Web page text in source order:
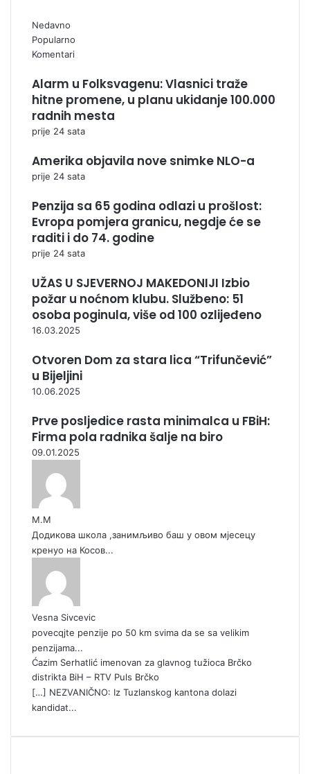
Nedavno
Popularno
Komentari
Alarm u Folksvagenu: Vlasnici traže
hitne promene, u planu ukidanje 100.000
radnih mesta
prije 24 sata
Amerika objavila nove snimke NLO-a
prije 24 sata
Penzija sa 65 godina odlazi u prošlost:
Evropa pomjera granicu, negdje će se
raditi i do 74. godine
prije 24 sata
UŽAS U SJEVERNOJ MAKEDONIJI Izbio
požar u noćnom klubu. Službeno: 51
osoba poginula, više od 100 ozlijeđeno
16.03.2025
Otvoren Dom za stara lica “Trifunčević”
u Bijeljini
10.06.2025
Prve posljedice rasta minimalca u FBiH:
Firma pola radnika šalje na biro
09.01.2025
М.М
Додикова школа ,занимљиво баш у овом мјесецу
кренуо на Косов...
Vesna Sivcevic
povecqjte penzije po 50 km svima da se sa velikim
penzijama...
Ćazim Serhatlić imenovan za glavnog tužioca Brčko
distrikta BiH – RTV Puls Brčko
[…] NEZVANIČNO: Iz Tuzlanskog kantona dolazi
kandidat...